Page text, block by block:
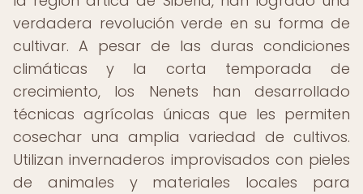
verdadera revolución verde en su forma de
cultivar. A pesar de las duras condiciones
climáticas y la corta temporada de
crecimiento, los Nenets han desarrollado
técnicas agrícolas únicas que les permiten
cosechar una amplia variedad de cultivos.
Utilizan invernaderos improvisados con pieles
de animales y materiales locales para